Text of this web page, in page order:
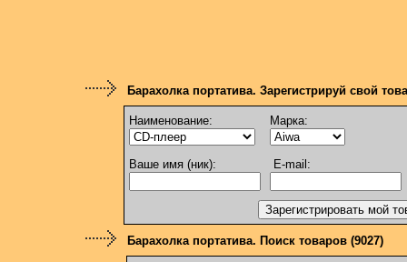
Барахолка портатива. Зарегистрируй свой
Наименование: Марка:
Ваше имя (ник): E-mail:
Барахолка портатива. Поиск товаров (9027)